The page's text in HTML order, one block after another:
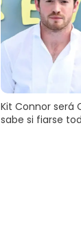
Kit Connor será
sabe si fiarse